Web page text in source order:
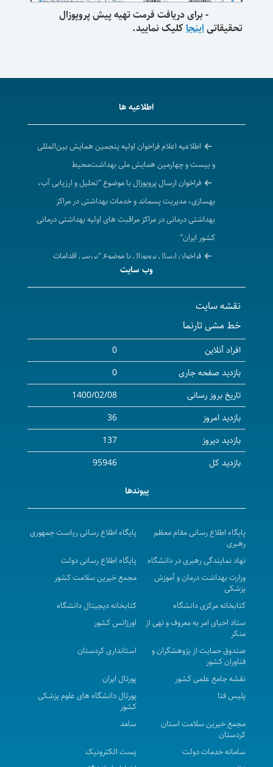
- برای دریافت فرمت تهیه پیش پروپوزال
تحقیقاتیاینجاکلیک نمایید.
اطلاعیه ها
اطلاعیه اعلام فراخوان اولیه پنجمین همایش بین‌المللی
و بیست و چهارمین همایش ملی بهداشت‌محیط
فراخوان ارسال پروپوزال با موضوع "تحلیل و ارزیابی آب،
بهسازی، مدیریت پسماند و خدمات بهداشتی در مراکز
بهداشتی درمانی در مراکز مراقبت های اولیه بهداشتی درمانی
کشور ایران"
فراخوان ارسال پروپوزال با موضوع "بررسی اقدامات
بیست و دومین کنگره سالیانه ملی و هشتمین کنگره
بین‌المللی پژوهشی دانشجویان علوم پزشکی به‌صورت مجازی
در تاریخ نهم الی یازدهم شهریورماه سال جاری به میزبانی
دانشگاه علوم پزشکی گناباد برگزار می‌شود.
وب سایت
نقشه سایت
خط مشی تارنما
افراد آنلاین
0
بازدید صفحه جاری
0
تاریخ بروز رسانی
1400/02/08
بازدید امروز
36
بازدید دیروز
137
بازدید کل
95946
پیوندها
پایگاه اطلاع رسانی مقام معظم
رهبری
پایگاه اطلاع رسانی ریاست جمهوری
نهاد نمایندگی رهبری در دانشگاه
پایگاه اطلاع رسانی دولت
وزارت بهداشت درمان و آموزش
پزشکی
مجمع خیرین سلامت کشور
کتابخانه مرکزی دانشگاه
کتابخانه دیجیتال دانشگاه
ستاد احیای امر به معروف و نهی از
منکر
اورژانس کشور
صندوق حمایت از پژوهشگران و
فناوران کشور
استانداری کردستان
نقشه جامع علمی کشور
پورتال ایران
پلیس فتا
پورتال دانشگاه های علوم پزشکی
کشور
مجمع خیرین سلامت استان
کردستان
سامد
سامانه خدمات دولت
پست الکترونیک